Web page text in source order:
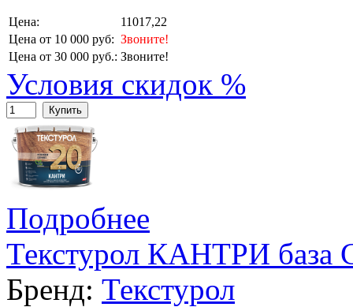
Цена:
11017,22
Цена от 10 000 руб: Звоните!
Цена от 30 000 руб.: Звоните!
Условия скидок %
Купить
Подробнее
Текстурол КАНТРИ база
Бренд: Текстурол